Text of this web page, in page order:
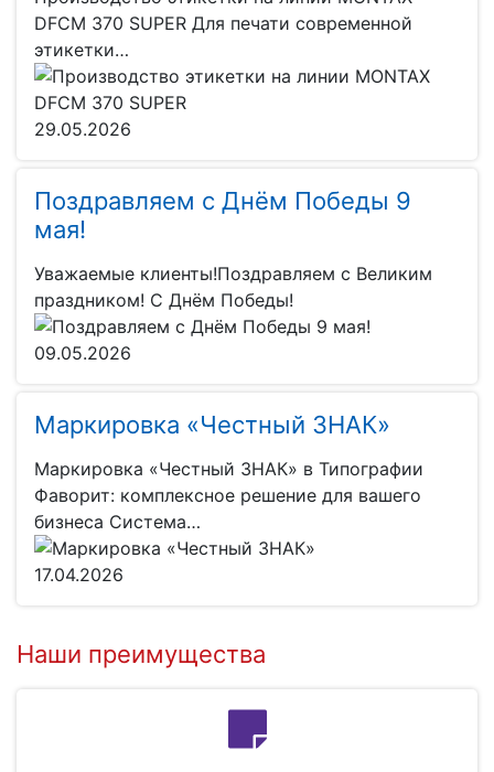
DFCM 370 SUPER Для печати современной
этикетки…
29.05.2026
Поздравляем с Днём Победы 9
мая!
Уважаемые клиенты!Поздравляем с Великим
праздником! С Днём Победы!
09.05.2026
Маркировка «Честный ЗНАК»
Маркировка «Честный ЗНАК» в Типографии
Фаворит: комплексное решение для вашего
бизнеса Система…
17.04.2026
Наши преимущества